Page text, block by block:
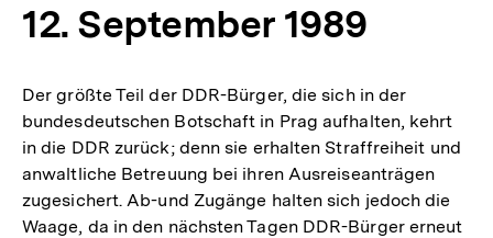
12. September 1989
Der größte Teil der DDR-Bürger, die sich in der
bundesdeutschen Botschaft in Prag aufhalten, kehrt
in die DDR zurück; denn sie erhalten Straffreiheit und
anwaltliche Betreuung bei ihren Ausreiseanträgen
zugesichert. Ab-und Zugänge halten sich jedoch die
Waage, da in den nächsten Tagen DDR-Bürger erneut